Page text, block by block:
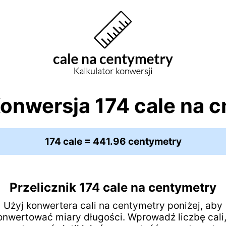
174 cale na
174 cale = 441.96 centymetry
Przelicznik 174 cale na centymetry
Użyj konwertera cali na centymetry poniżej, aby
miary długości. Wprowadź liczbę